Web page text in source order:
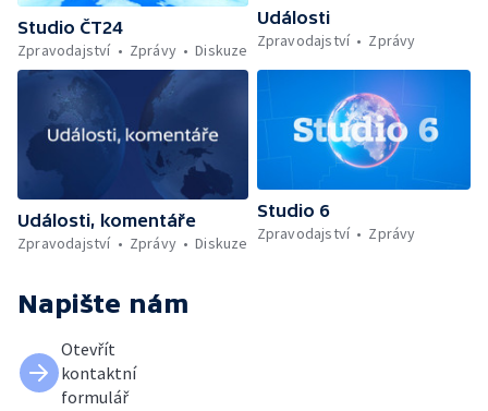
Studio ČT24
Zpravodajství
Zprávy Diskuze
Události
Zpravodajství
Zprávy
Události, komentáře
Zpravodajství
Zprávy Diskuze
Studio 6
Zpravodajství
Zprávy
Napište nám
Otevřít
kontaktní
formulář